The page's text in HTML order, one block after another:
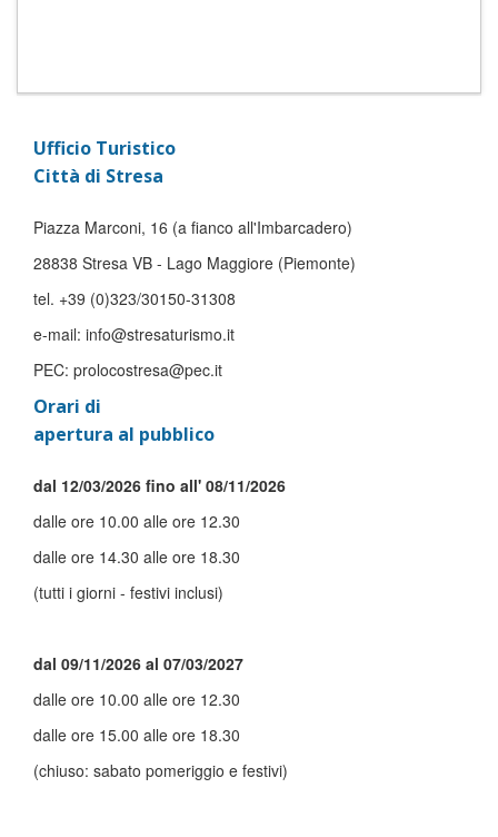
Ufficio Turistico
Città di Stresa
Piazza Marconi, 16 (a fianco all'Imbarcadero)
28838 Stresa VB - Lago Maggiore (Piemonte)
tel. +39 (0)323/30150-31308
e-mail: info@stresaturismo.it
PEC: prolocostresa@pec.it
Orari di
apertura al pubblico
dal 12/03/2026 fino all' 08/11/2026
dalle ore 10.00 alle ore 12.30
dalle ore 14.30 alle ore 18.30
(tutti i giorni - festivi inclusi)
dal 09/11/2026 al 07/03/2027
dalle ore 10.00 alle ore 12.30
dalle ore 15.00 alle ore 18.30
(chiuso: sabato pomeriggio e festivi)